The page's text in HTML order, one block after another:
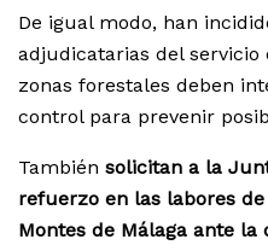
De igual modo, han
adjudicatarias del
zonas forestales deben
control para prevenir
También solicitan a la
refuerzo en las labores
Montes de Málaga ante